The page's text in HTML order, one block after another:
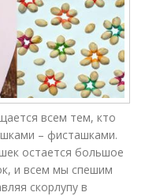
Скорлупы для детей
Стильные поделки
всем тем, кто
– фисташками.
остается большое
и всем мы спешим
скорлупу в